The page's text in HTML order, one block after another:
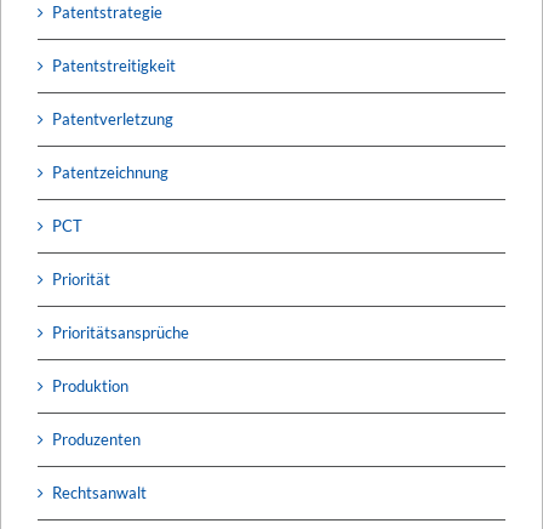
Patentstrategie
Patentstreitigkeit
Patentverletzung
Patentzeichnung
PCT
Priorität
Prioritätsansprüche
Produktion
Produzenten
Rechtsanwalt